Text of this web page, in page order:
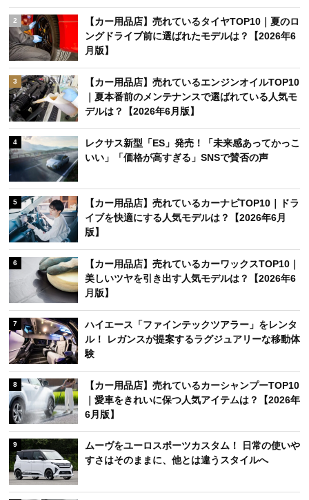
2
【カー用品店】売れているタイヤTOP10｜夏のロ
ングドライブ前に選ばれたモデルは？【2026年6
月版】
3
【カー用品店】売れているエンジンオイルTOP10
｜夏本番前のメンテナンスで選ばれている人気モ
デルは？【2026年6月版】
4
レクサス新型「ES」発売！「未来感あってかっこ
いい」「価格が高すぎる」SNSで賛否の声
5
【カー用品店】売れているカーナビTOP10｜ドラ
イブを快適にする人気モデルは？【2026年6月
版】
6
【カー用品店】売れているカーワックスTOP10｜
美しいツヤを引き出す人気モデルは？【2026年6
月版】
7
ハイエース「ファインテックツアラー」をレンタ
ル！ レガンスが提案するラグジュアリーな移動体
験
8
【カー用品店】売れているカーシャンプーTOP10
｜愛車をきれいに保つ人気アイテムは？【2026年
6月版】
9
ムーヴをユーロスポーツカスタム！ 日常の使いや
すさはそのままに、他とは違うスタイルへ